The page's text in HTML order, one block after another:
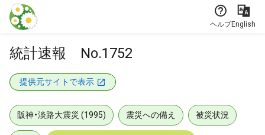
本文に飛ぶ
ヘルプEnglish
統計速報 No.1752
提供元サイトで表示
阪神・淡路大震災 (1995) 震災への備え 被災状況